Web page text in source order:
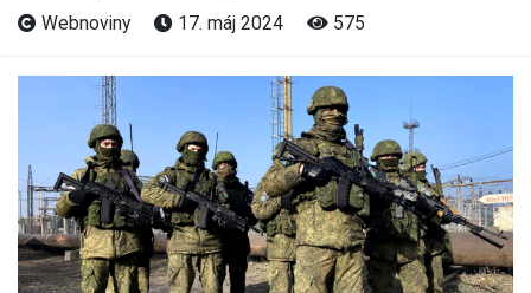
Webnoviny 17. máj 2024 575